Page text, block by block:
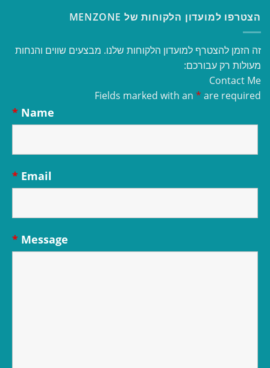
הצטרפו למועדון הלקוחות של MENZONE
זה הזמן להצטרף למועדון הלקוחות שלנו. מבצעים שווים והנחות
מעולות רק עבורכם:
Contact Me
Fields marked with an * are required
Name
*
Email
*
Message
*